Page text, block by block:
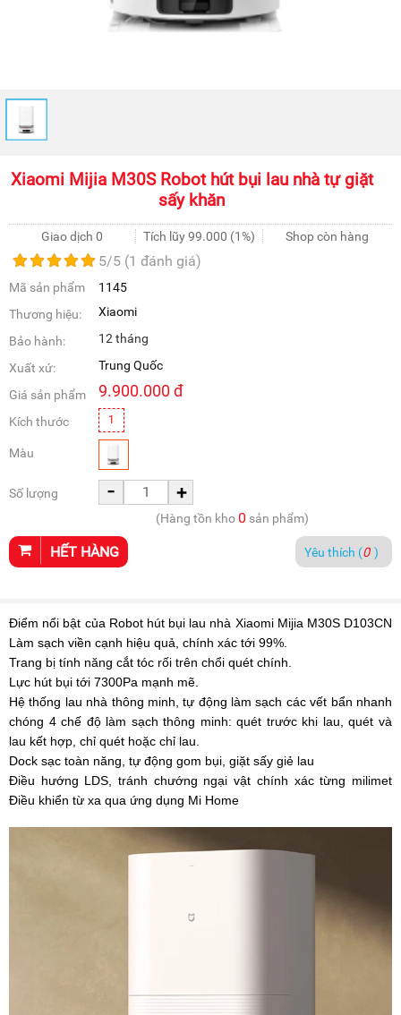
Xiaomi Mijia M30S Robot hút bụi lau nhà tự giặt
sấy khăn
Giao dịch 0 Tích lũy99.000 (1%) Shop còn hàng
5/5 (1 đánh giá)
Mã sản phẩm
1145
Thương hiệu:
Xiaomi
Bảo hành: 12 tháng
Xuất xứ: Trung Quốc
Giá sản phẩm 9.900.000 đ
Kích thước 1
Màu
Số lượng - +
(Hàng tồn kho 0 sản phẩm)
HẾT HÀNG Yêu thích (0 )
Điểm nổi bật của Robot hút bụi lau nhà Xiaomi Mijia M30S D103CN
Làm sạch viền cạnh hiệu quả, chính xác tới 99%.
Trang bị tính năng cắt tóc rối trên chổi quét chính.
Lực hút bụi tới 7300Pa mạnh mẽ.
Hệ thống lau nhà thông minh, tự động làm sạch các vết bẩn nhanh
chóng 4 chế độ làm sạch thông minh: quét trước khi lau, quét và
lau kết hợp, chỉ quét hoặc chỉ lau.
Dock sạc toàn năng, tự động gom bụi, giặt sấy giẻ lau
Điều hướng LDS, tránh chướng ngại vật chính xác từng milimet
Điều khiển từ xa qua ứng dụng Mi Home